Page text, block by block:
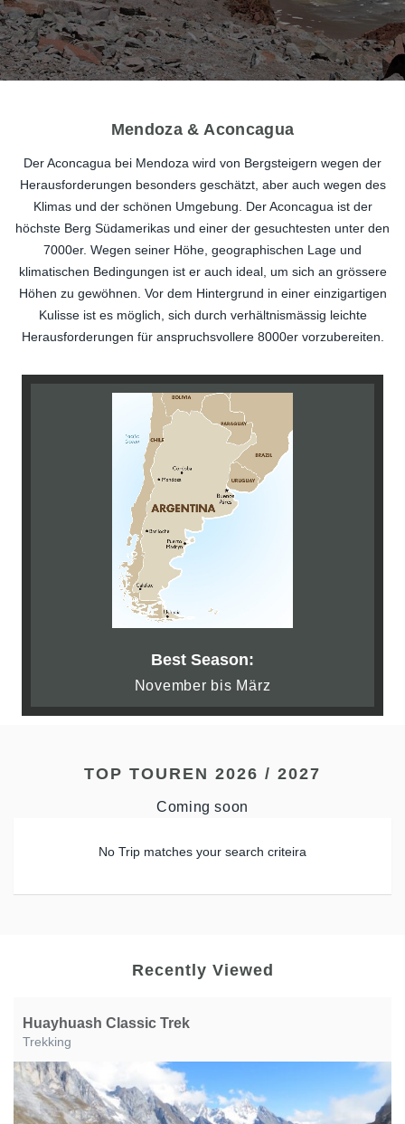
Mendoza & Aconcagua
Der Aconcagua bei Mendoza wird von Bergsteigern wegen der
Herausforderungen besonders geschätzt, aber auch wegen des
Klimas und der schönen Umgebung. Der Aconcagua ist der
höchste Berg Südamerikas und einer der gesuchtesten unter den
7000er. Wegen seiner Höhe, geographischen Lage und
klimatischen Bedingungen ist er auch ideal, um sich an grössere
Höhen zu gewöhnen. Vor dem Hintergrund in einer einzigartigen
Kulisse ist es möglich, sich durch verhältnismässig leichte
Herausforderungen für anspruchsvollere 8000er vorzubereiten.
Best Season:
November bis März
TOP TOUREN 2026 / 2027
Coming soon
No Trip matches your search criteira
Recently Viewed
Huayhuash Classic Trek
Trekking